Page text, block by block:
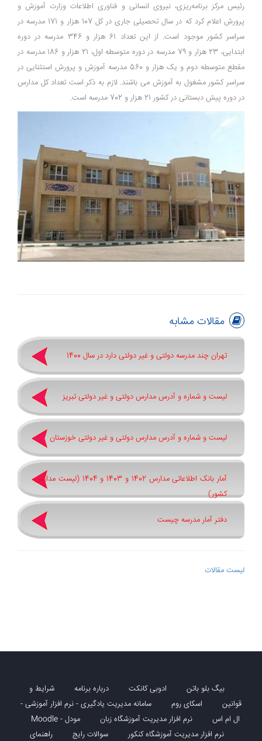
رئیس مرکز برنامه‌ریزی، نیروی انسانی و فناوری اطلاعات وزارت آموزش و
پرورش اعلام کرد که در سال تحصیلی جاری در کل 107 هزار و 171 مدرسه در
سراسر کشور موجود است. از این تعداد 61 هزار و 346 مدرسه در دوره
ابتدایی، 23 هزار و 79 مدرسه در دوره متوسطه اول، 21 هزار و 186 مدرسه در
مقطع متوسطه دوم و یک‌ هزار و 560 مدرسه آموزش و پرورش استثنایی در
سراسر کشور مشغول به آموزش می باشند. لازم به ذکر است تعداد کل مدارس
در دوره پیش دبستانی در کشور 21 هزار و 702 مدرسه است.
مقالات مشابه
تهران چند مدرسه دولتی و غیر دولتی دارد در سال 1400
لیست و شماره و آدرس مدارس دولتی و غیر دولتی تبریز
لیست و شماره و آدرس مدارس دولتی و غیر دولتی خوزستان
آمار بانک اطلاعاتی مدارس 1402 و 1403 و 1404 (لیست مدارس
کشور)
دفتر آمار مدرسه چیست
لیست مقالات
بیگ بلو باتن ادوبی کانکت درباره برنامه
شرایط و
قوانین
اسکای روم
سامانه مدیریت یادگیری - نرم افزار آموزشی -
ال ام اس
نرم افزار مدیریت آموزشگاه زبان
مودل - Moodle
نرم افزار مدیریت آموزشگاه کنکور
سوالات رایج راهنمای